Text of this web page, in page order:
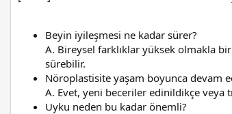
Beyin iyileşmesi ne kadar sürer?
A. Bireysel farklıklar yüksek olmakla
sürebilir.
Nöroplastisite yaşam boyunca devam
A. Evet, yeni beceriler edinildikçe
Uyku neden bu kadar önemli?